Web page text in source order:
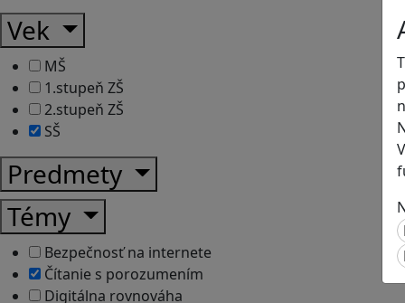
Vek
MŠ
1.stupeň ZŠ
2.stupeň ZŠ
SŠ
Predmety
Témy
Bezpečnosť na internete
Čítanie s porozumením
Digitálna rovnováha